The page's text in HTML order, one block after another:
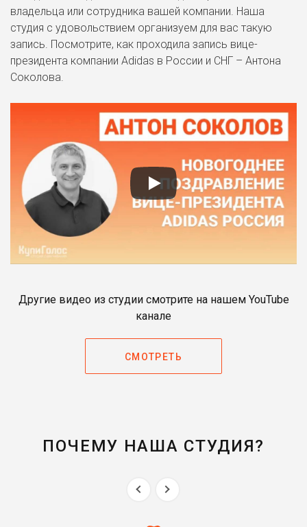
владельца или сотрудника вашей компании. Наша
студия с удовольствием организуем для вас такую
запись. Посмотрите, как проходила запись вице-
президента компании Adidas в России и СНГ – Антона
Соколова.
Другие видео из студии смотрите на нашем YouTube
канале
СМОТРЕТЬ
ПОЧЕМУ НАША СТУДИЯ?